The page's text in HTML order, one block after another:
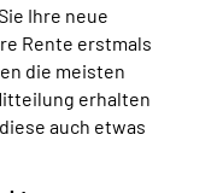
Ihre neue
Rente erstmals
die meisten
erhalten
auch etwas